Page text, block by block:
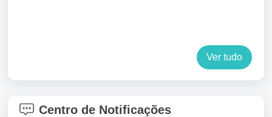
Ver tudo
Centro de Notificações